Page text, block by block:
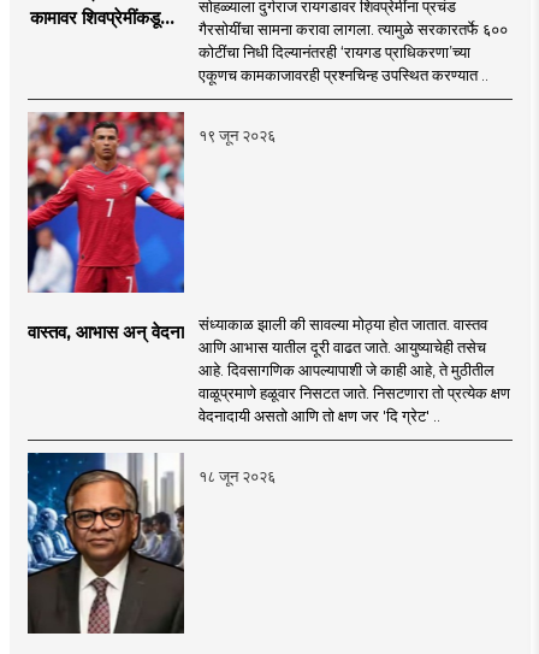
कामावर शिवप्रेमींकडूनच
सोहळ्याला दुर्गराज रायगडावर शिवप्रेमींना प्रचंड
गैरसोयींचा सामना करावा लागला. त्यामुळे सरकारतर्फे ६००
कोटींचा निधी दिल्यानंतरही ‘रायगड प्राधिकरणा’च्या
एकूणच कामकाजावरही प्रश्नचिन्ह उपस्थित करण्यात ..
१९ जून २०२६
वास्तव, आभास अन् वेदना
संध्याकाळ झाली की सावल्या मोठ्या होत जातात. वास्तव
आणि आभास यातील दूरी वाढत जाते. आयुष्याचेही तसेच
आहे. दिवसागणिक आपल्यापाशी जे काही आहे, ते मुठीतील
वाळूप्रमाणे हळूवार निसटत जाते. निसटणारा तो प्रत्येक क्षण
वेदनादायी असतो आणि तो क्षण जर 'दि ग्रेट' ..
१८ जून २०२६